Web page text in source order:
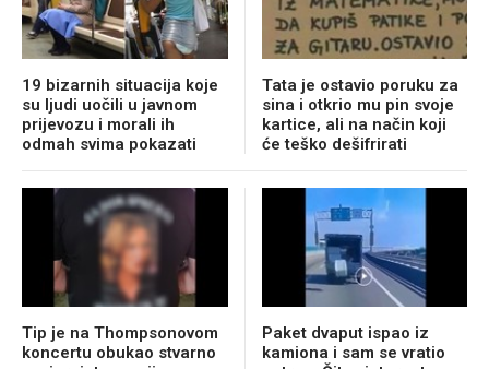
19 bizarnih situacija koje
su ljudi uočili u javnom
prijevozu i morali ih
odmah svima pokazati
Tata je ostavio poruku za
sina i otkrio mu pin svoje
kartice, ali na način koji
će teško dešifrirati
Tip je na Thompsonovom
koncertu obukao stvarno
Paket dvaput ispao iz
kamiona i sam se vratio